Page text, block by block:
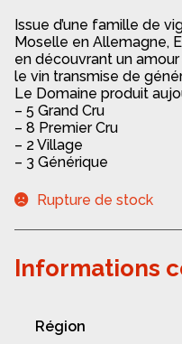
Issue d’une famille de
Moselle en Allemagne,
en découvrant un
le vin transmise de
Le Domaine produit
– 5 Grand Cru
– 8 Premier Cru
– 2 Village
– 3 Générique
Rupture de stock
Informations
Région